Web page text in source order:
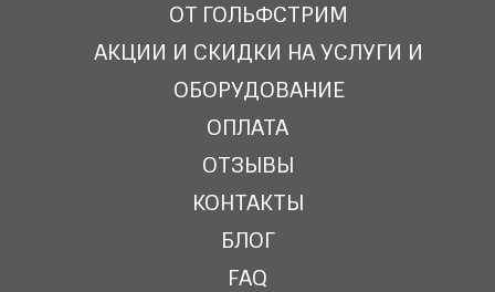
ОТ ГОЛЬФСТРИМ
АКЦИИ И СКИДКИ НА УСЛУГИ И
ОБОРУДОВАНИЕ
ОПЛАТА
ОТЗЫВЫ
КОНТАКТЫ
БЛОГ
FAQ